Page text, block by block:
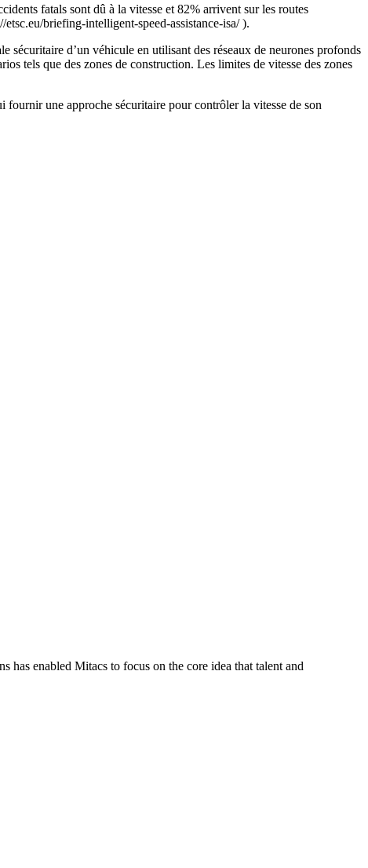
fatals sont dû à la vitesse et 82% arrivent sur les routes
briefing-intelligent-speed-assistance-isa/ ).
d’un véhicule en utilisant des réseaux de neurones profonds
tels que des zones de construction. Les limites de vitesse des zones
une approche sécuritaire pour contrôler la vitesse de son
has enabled Mitacs to focus on the core idea that talent and